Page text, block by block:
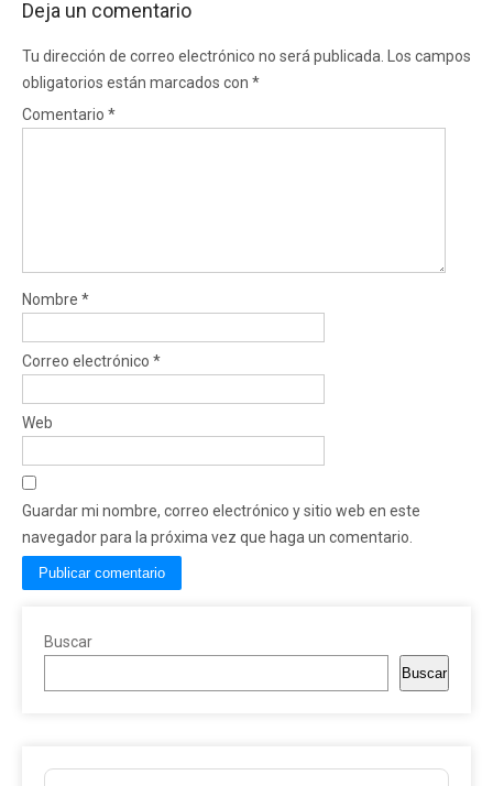
Deja un comentario
Tu dirección de correo electrónico no será publicada.
Los campos
obligatorios están marcados con *
Comentario *
Nombre *
Correo electrónico *
Web
Guardar mi nombre, correo electrónico y sitio web en este
navegador para la próxima vez que haga un comentario.
Buscar
Buscar